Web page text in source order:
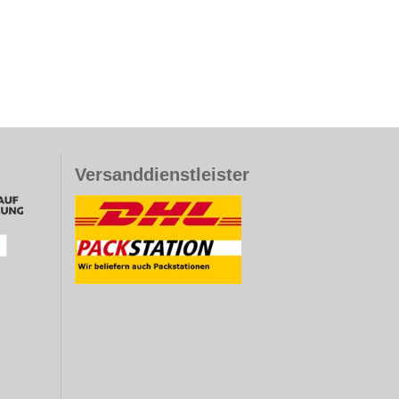
Versanddienstleister